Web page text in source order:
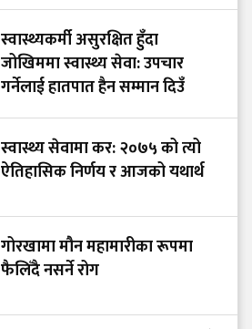
स्वास्थ्यकर्मी असुरक्षित हुँदा
जोखिममा स्वास्थ्य सेवा: उपचार
गर्नेलाई हातपात हैन सम्मान दिउँ
स्वास्थ्य सेवामा कर: २०७५ को त्यो
ऐतिहासिक निर्णय र आजको यथार्थ
गोरखामा मौन महामारीका रूपमा
फैलिँदै नसर्ने रोग